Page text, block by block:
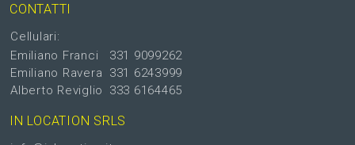
CONTATTI
Cellulari:
Emiliano Franci
Emiliano Ravera
Alberto Reviglio
331 9099262
331 6243999
333 6164465
IN LOCATION SRLS